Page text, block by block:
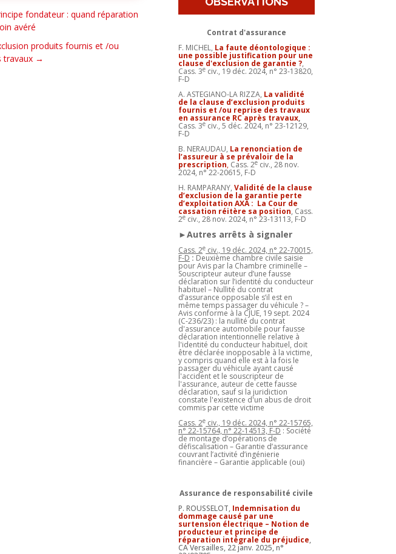
fondateur : quand réparation
avéré
produits fournis et /ou
travaux→
Contrat d'assurance
F. MICHEL, La faute déontologique :
une possible justification pour une
clause d'exclusion de garantie ?,
Cass. 3e civ., 19 déc. 2024, n° 23-13820,
F-D
A. ASTEGIANO-LA RIZZA, La validité
de la clause d’exclusion produits
fournis et /ou reprise des travaux
en assurance RC après travaux,
Cass. 3e civ., 5 déc. 2024, n° 23-12129,
F-D
B. NERAUDAU, La renonciation de
l’assureur à se prévaloir de la
prescription, Cass. 2e civ., 28 nov.
2024, n° 22-20615, F-D
H. RAMPARANY,Validité de la clause
d’exclusion de la garantie perte
d’exploitation AXA : La Cour de
cassation réitère sa position, Cass.
2e civ., 28 nov. 2024, n° 23-13113, F-D
►Autres arrêts à signaler
Cass. 2e civ., 19 déc. 2024, n° 22-70015,
F-D : Deuxième chambre civile saisie
pour Avis par la Chambre criminelle –
Souscripteur auteur d’une fausse
déclaration sur l’identité du conducteur
habituel – Nullité du contrat
d’assurance opposable s’il est en
même temps passager du véhicule ? –
Avis conforme à la CJUE, 19 sept. 2024
(C-236/23) : la nullité du contrat
d'assurance automobile pour fausse
déclaration intentionnelle relative à
l'identité du conducteur habituel, doit
être déclarée inopposable à la victime,
y compris quand elle est à la fois le
passager du véhicule ayant causé
l'accident et le souscripteur de
l'assurance, auteur de cette fausse
déclaration, sauf si la juridiction
constate l'existence d'un abus de droit
commis par cette victime
Cass. 2e civ., 19 déc. 2024, n° 22-15765,
n° 22-15764, n° 22-14513, F-D : Société
de montage d’opérations de
défiscalisation – Garantie d’assurance
couvrant l’activité d’ingénierie
financière – Garantie applicable (oui)
Assurance de responsabilité civile
P. ROUSSELOT, Indemnisation du
dommage causé par une
surtension électrique – Notion de
producteur et principe de
réparation intégrale du préjudice,
CA Versailles, 22 janv. 2025, n°